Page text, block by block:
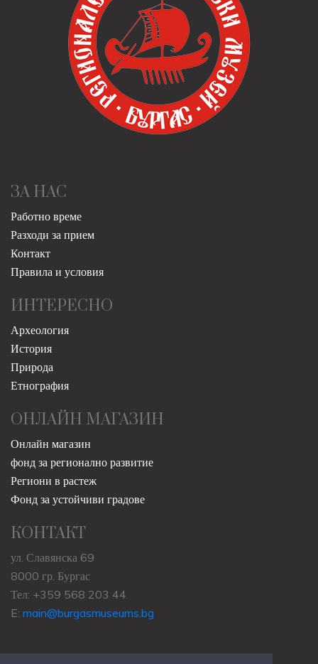
ЗА НАС
Работно време
Разходи за прием
Контакт
Правила и условия
ИНТЕРЕСНО
Археология
История
Природа
Етнография
ОНЛАЙН МАГАЗИН
Онлайн магазин
фонд за регионално развитие
Региони в растеж
Фонд за устойчиви градове
КОНТАКТ
ул. Славянска 69
8000 гр. Бургас
Тел: +359 568 203 44
E: main@burgasmuseums.bg